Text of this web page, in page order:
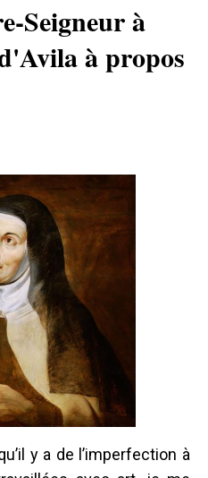
Seigneur à
à propos
y a de l’imperfection à